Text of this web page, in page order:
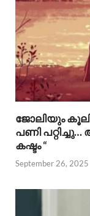
ജോലിയും
പണി പറ്റിച്ചു…
കഷ്ടം “
September 26, 2025